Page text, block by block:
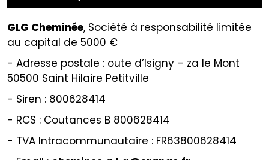
GLG Cheminée, Société à responsabilité limitée
au capital de 5000 €
- Adresse postale : oute d’Isigny – za le Mont
50500 Saint Hilaire Petitville
- Siren : 800628414
- RCS : Coutances B 800628414
- TVA Intracommunautaire : FR63800628414